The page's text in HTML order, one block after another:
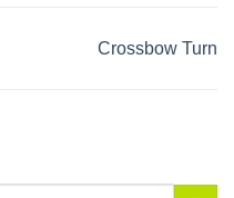
Crossbow Turn